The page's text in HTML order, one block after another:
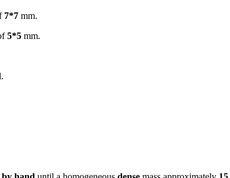
7*7 mm.
5*5 mm.